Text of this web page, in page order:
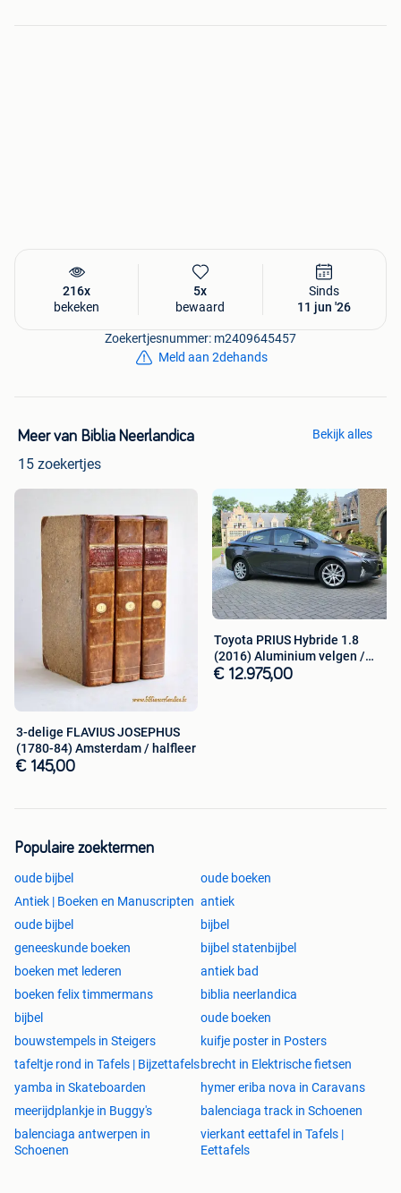
216x
bekeken
5x
bewaard
Sinds
11 jun '26
Zoekertjesnummer: m2409645457
Meld aan 2dehands
Meer van Biblia Neerlandica
15 zoekertjes
Bekijk alles
3-delige FLAVIUS JOSEPHUS
(1780-84) Amsterdam / halfleer
€ 145,00
Toyota PRIUS Hybride 1.8
(2016) Aluminium velgen /
trekhaak
€ 12.975,00
Populaire zoektermen
oude bijbel
oude boeken
Antiek | Boeken en Manuscripten antiek
oude bijbel
bijbel
geneeskunde boeken
bijbel statenbijbel
boeken met lederen
antiek bad
boeken felix timmermans
biblia neerlandica
bijbel
oude boeken
bouwstempels in Steigers
kuifje poster in Posters
tafeltje rond in Tafels | Bijzettafelsbrecht in Elektrische fietsen
yamba in Skateboarden
hymer eriba nova in Caravans
meerijdplankje in Buggy's
balenciaga track in Schoenen
balenciaga antwerpen in
Schoenen
vierkant eettafel in Tafels |
Eettafels